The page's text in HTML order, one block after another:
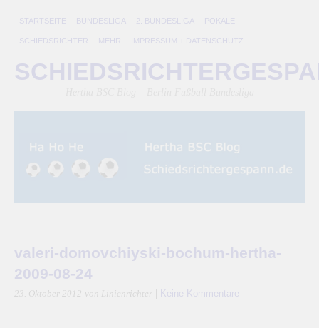
STARTSEITE BUNDESLIGA 2. BUNDESLIGA POKALE
SCHIEDSRICHTER MEHR IMPRESSUM + DATENSCHUTZ
valeri-domovchiyski-bochum-hertha-
2009-08-24
23. Oktober 2012 von Linienrichter Keine Kommentare